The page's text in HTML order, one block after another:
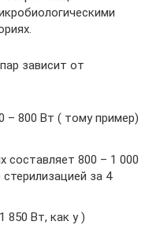
зависит от
800 Вт ( тому пример)
800 – 1 000
за 4
Вт, как у )